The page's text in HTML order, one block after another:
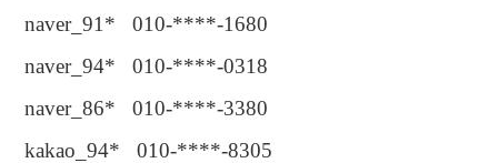
naver_91* 010-****-1680
naver_94* 010-****-0318
naver_86* 010-****-3380
kakao_94* 010-****-8305